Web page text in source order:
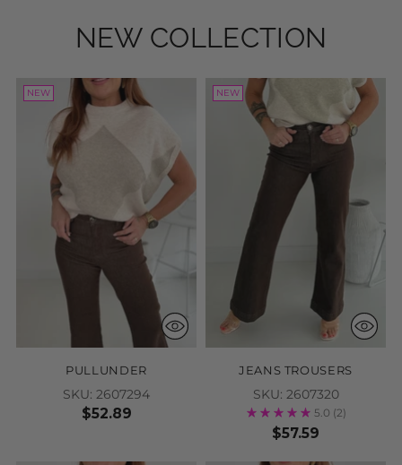
NEW COLLECTION
NEW
PULLUNDER
SKU: 2607294
$52.89
NEW
JEANS TROUSERS
SKU: 2607320
5.0 (2)
$57.59